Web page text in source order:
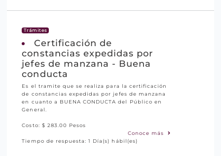
Trámites
Certificación de
constancias expedidas por
jefes de manzana - Buena
conducta
Es el tramite que se realiza para la certificación
de constancias expedidas por jefes de manzana
en cuanto a BUENA CONDUCTA del Público en
General.
Costo: $ 283.00 Pesos
Conoce más
Tiempo de respuesta: 1 Día(s) hábil(es)